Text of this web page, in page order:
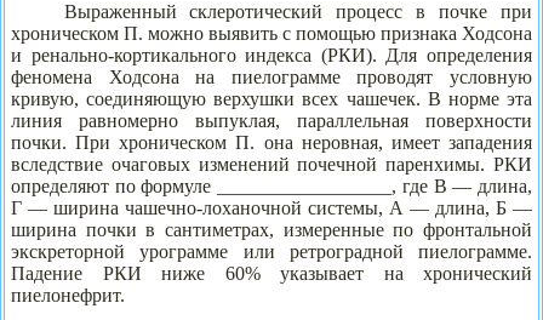
Выраженный склеротический процесс в почке при
хроническом П. можно выявить с помощью признака Ходсона
и ренально-кортикального индекса (РКИ). Для определения
феномена Ходсона на пиелограмме проводят условную
кривую, соединяющую верхушки всех чашечек. В норме эта
линия равномерно выпуклая, параллельная поверхности
почки. При хроническом П. она неровная, имеет западения
вследствие очаговых изменений почечной паренхимы. РКИ
определяют по формуле __________________, где В — длина,
Г — ширина чашечно-лоханочной системы, А — длина, Б —
ширина почки в сантиметрах, измеренные по фронтальной
экскреторной урограмме или ретроградной пиелограмме.
Падение РКИ ниже 60% указывает на хронический
пиелонефрит.